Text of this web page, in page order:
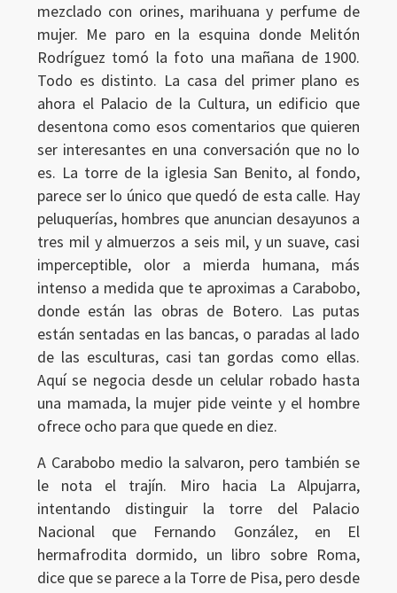
mezclado con orines, marihuana y perfume de
mujer. Me paro en la esquina donde Melitón
Rodríguez tomó la foto una mañana de 1900.
Todo es distinto. La casa del primer plano es
ahora el Palacio de la Cultura, un edificio que
desentona como esos comentarios que quieren
ser interesantes en una conversación que no lo
es. La torre de la iglesia San Benito, al fondo,
parece ser lo único que quedó de esta calle. Hay
peluquerías, hombres que anuncian desayunos a
tres mil y almuerzos a seis mil, y un suave, casi
imperceptible, olor a mierda humana, más
intenso a medida que te aproximas a Carabobo,
donde están las obras de Botero. Las putas
están sentadas en las bancas, o paradas al lado
de las esculturas, casi tan gordas como ellas.
Aquí se negocia desde un celular robado hasta
una mamada, la mujer pide veinte y el hombre
ofrece ocho para que quede en diez.
A Carabobo medio la salvaron, pero también se
le nota el trajín. Miro hacia La Alpujarra,
intentando distinguir la torre del Palacio
Nacional que Fernando González, en El
hermafrodita dormido, un libro sobre Roma,
dice que se parece a la Torre de Pisa, pero desde